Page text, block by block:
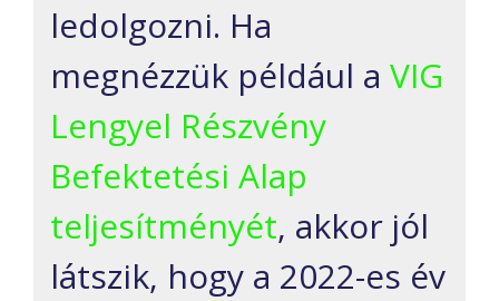
ledolgozni. Ha
megnézzük például a VIG
Lengyel Részvény
Befektetési Alap
teljesítményét, akkor jól
látszik, hogy a 2022-es év